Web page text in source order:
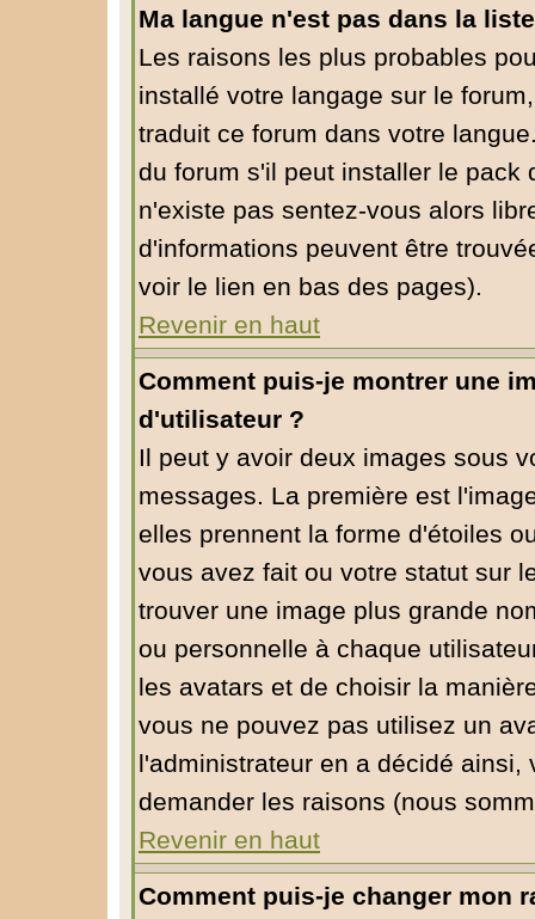
Ma langue n'est pas dans la
Les raisons les plus probables
installé votre langage sur le
traduit ce forum dans votre
du forum s'il peut installer le pack
n'existe pas sentez-vous alors
d'informations peuvent être
voir le lien en bas des pages).
Revenir en haut
Comment puis-je montrer une
d'utilisateur ?
Il peut y avoir deux images sous
messages. La première est
elles prennent la forme d'étoiles
vous avez fait ou votre statut sur
trouver une image plus grande
ou personnelle à chaque
les avatars et de choisir la
vous ne pouvez pas utilisez un
l'administrateur en a décidé
demander les raisons (nous
Revenir en haut
Comment puis-je changer mon